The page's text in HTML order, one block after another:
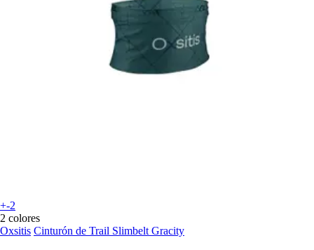
+-2
2 colores
Oxsitis Cinturón de Trail Slimbelt Gracity